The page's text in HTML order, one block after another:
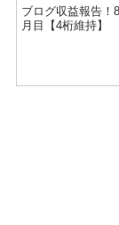
ブログ収益報告！
月目【4桁維持】